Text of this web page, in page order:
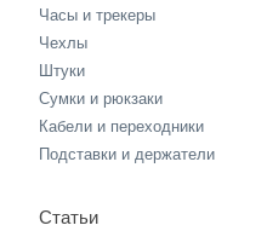
Часы и трекеры
Чехлы
Штуки
Сумки и рюкзаки
Кабели и переходники
Подставки и держатели
Статьи